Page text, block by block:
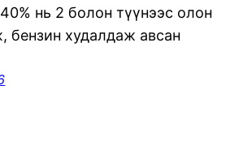
нь 2 болон түүнээс олон
худалдаж авсан